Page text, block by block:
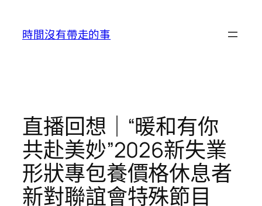
時間沒有帶走的事
直播回想｜“暖和有你
共赴美妙”2026新失業
形狀專包養價格休息者
新對聯誼會特殊節目